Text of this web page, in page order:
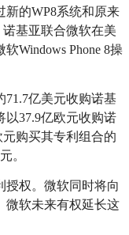
新的WP8系统和原来
诺基亚联合微软在美
Windows Phone 8操
71.7亿美元收购诺基
以37.9亿欧元收购诺
购买其专利组合的
。
授权。微软同时将向
微软未来有权延长这